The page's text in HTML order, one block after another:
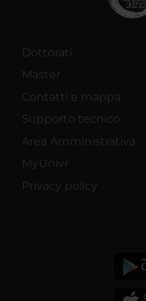
Dottorati
Master
Contatti e mappa
Supporto tecnico
Area Amministrativa
MyUnivr
Privacy policy